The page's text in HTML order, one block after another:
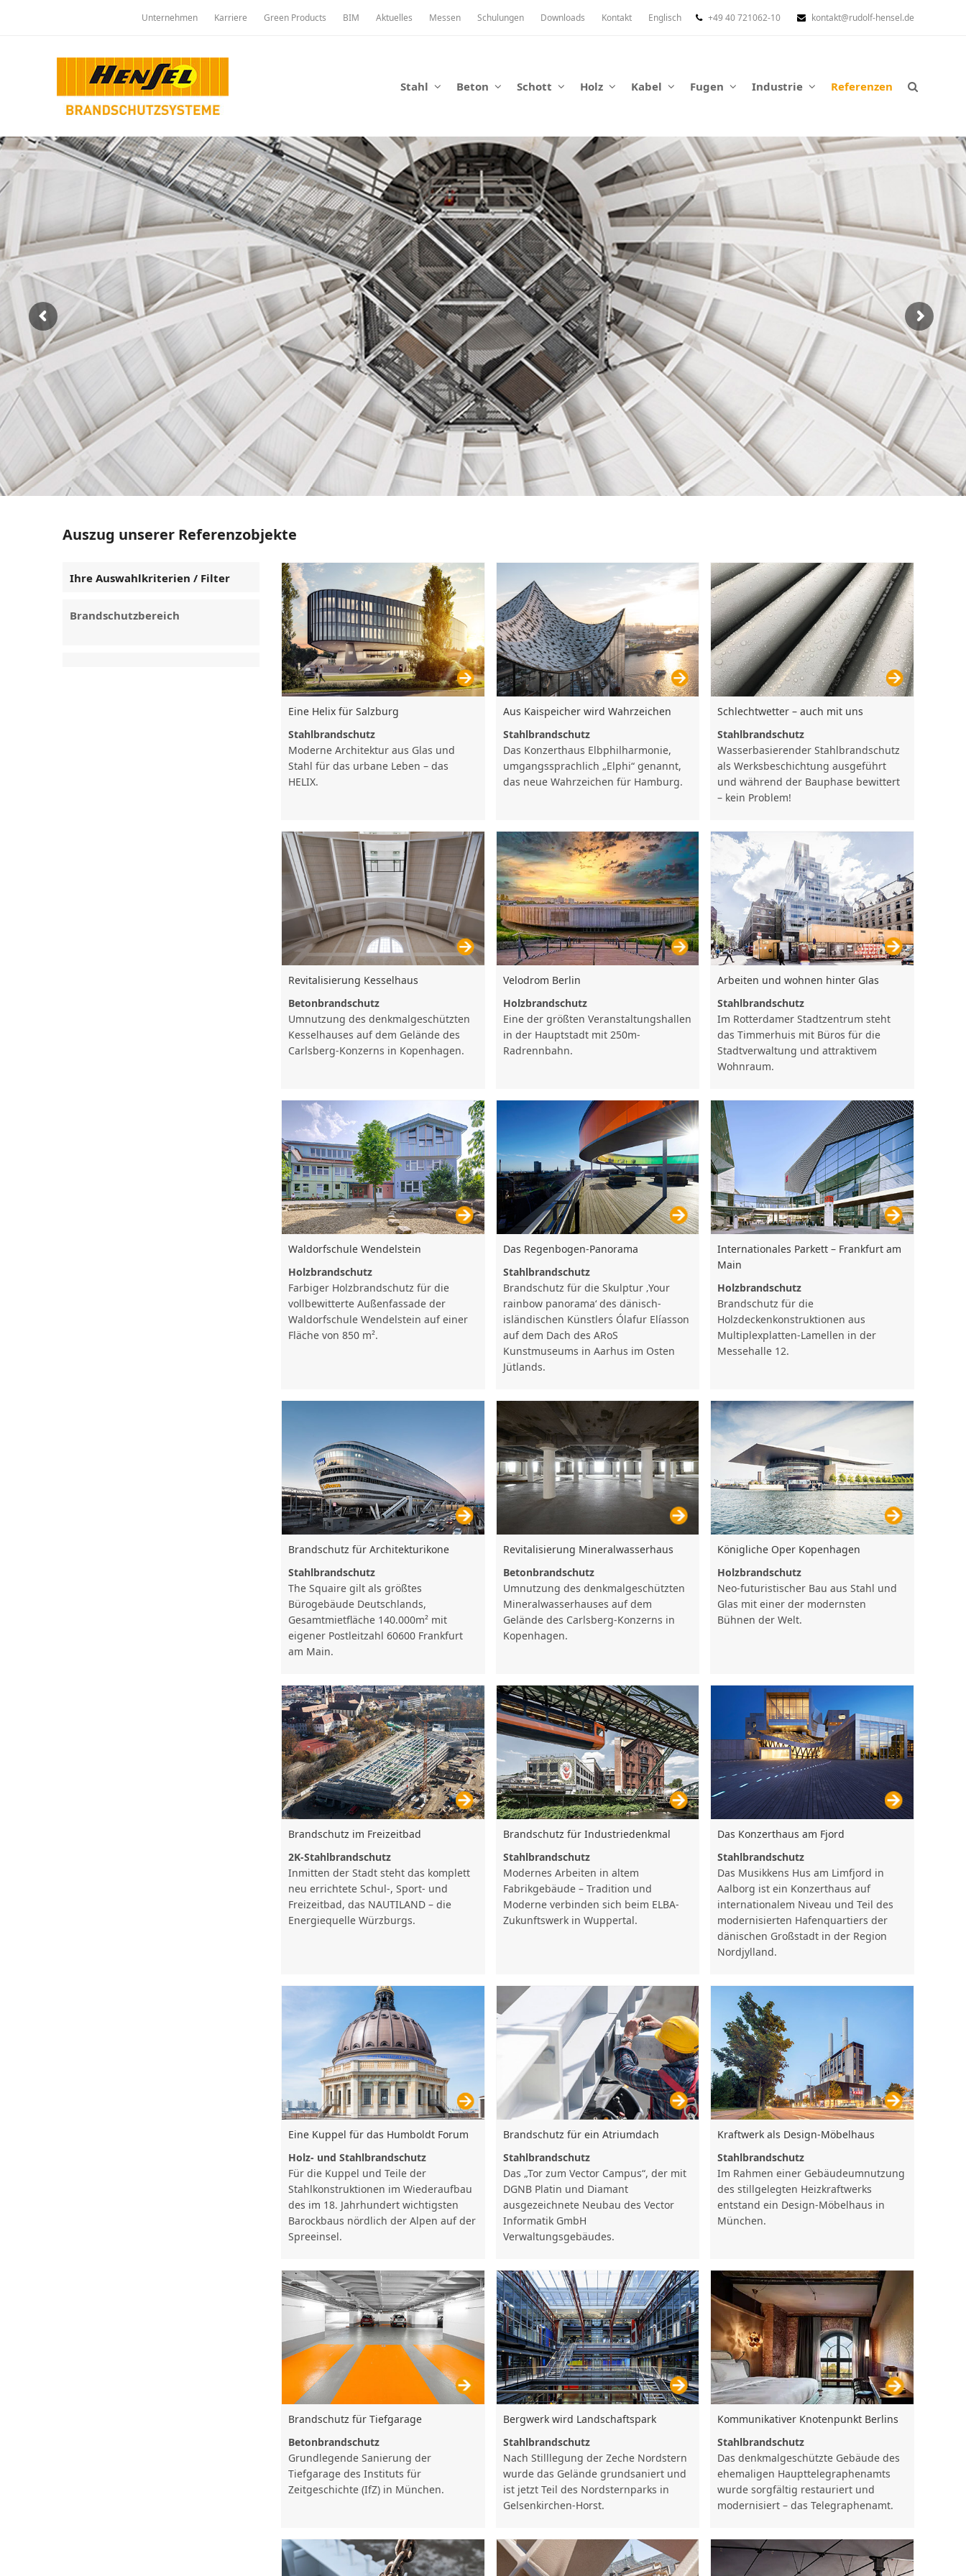
Unternehmen Karriere Green Products BIM Aktuelles Messen Schulungen Downloads Kontakt Englisch +49 40 721062-10 kontakt@rudolf-hensel.de
Stahl Beton Schott Holz Kabel Fugen Industrie Referenzen
Auszug unserer Referenzobjekte
Ihre Auswahlkriterien / Filter
Brandschutzbereich
Eine Helix für Salzburg
Stahlbrandschutz
Moderne Architektur aus Glas und
Stahl für das urbane Leben – das
HELIX.
Aus Kaispeicher wird Wahrzeichen
Stahlbrandschutz
Das Konzerthaus Elbphilharmonie,
umgangssprachlich „Elphi“ genannt,
das neue Wahrzeichen für Hamburg.
Schlechtwetter – auch mit uns
Stahlbrandschutz
Wasserbasierender Stahlbrandschutz
als Werksbeschichtung ausgeführt
und während der Bauphase bewittert
– kein Problem!
Revitalisierung Kesselhaus
Betonbrandschutz
Umnutzung des denkmalgeschützten
Kesselhauses auf dem Gelände des
Carlsberg-Konzerns in Kopenhagen.
Velodrom Berlin
Holzbrandschutz
Eine der größten Veranstaltungshallen
in der Hauptstadt mit 250m-
Radrennbahn.
Arbeiten und wohnen hinter Glas
Stahlbrandschutz
Im Rotterdamer Stadtzentrum steht
das Timmerhuis mit Büros für die
Stadtverwaltung und attraktivem
Wohnraum.
Waldorfschule Wendelstein
Holzbrandschutz
Farbiger Holzbrandschutz für die
vollbewitterte Außenfassade der
Waldorfschule Wendelstein auf einer
Fläche von 850 m².
Das Regenbogen-Panorama
Stahlbrandschutz
Brandschutz für die Skulptur ‚Your
rainbow panorama‘ des dänisch-
isländischen Künstlers Ólafur Elíasson
auf dem Dach des ARoS
Kunstmuseums in Aarhus im Osten
Jütlands.
Internationales Parkett – Frankfurt am
Main
Holzbrandschutz
Brandschutz für die
Holzdeckenkonstruktionen aus
Multiplexplatten-Lamellen in der
Messehalle 12.
Brandschutz für Architekturikone
Stahlbrandschutz
The Squaire gilt als größtes
Bürogebäude Deutschlands,
Gesamtmietfläche 140.000m² mit
eigener Postleitzahl 60600 Frankfurt
am Main.
Revitalisierung Mineralwasserhaus
Betonbrandschutz
Umnutzung des denkmalgeschützten
Mineralwasserhauses auf dem
Gelände des Carlsberg-Konzerns in
Kopenhagen.
Königliche Oper Kopenhagen
Holzbrandschutz
Neo-futuristischer Bau aus Stahl und
Glas mit einer der modernsten
Bühnen der Welt.
Brandschutz im Freizeitbad
2K-Stahlbrandschutz
Inmitten der Stadt steht das komplett
neu errichtete Schul-, Sport- und
Freizeitbad, das NAUTILAND – die
Energiequelle Würzburgs.
Brandschutz für Industriedenkmal
Stahlbrandschutz
Modernes Arbeiten in altem
Fabrikgebäude – Tradition und
Moderne verbinden sich beim ELBA-
Zukunftswerk in Wuppertal.
Das Konzerthaus am Fjord
Stahlbrandschutz
Das Musikkens Hus am Limfjord in
Aalborg ist ein Konzerthaus auf
internationalem Niveau und Teil des
modernisierten Hafenquartiers der
dänischen Großstadt in der Region
Nordjylland.
Eine Kuppel für das Humboldt Forum
Holz- und Stahlbrandschutz
Für die Kuppel und Teile der
Stahlkonstruktionen im Wiederaufbau
des im 18. Jahrhundert wichtigsten
Barockbaus nördlich der Alpen auf der
Spreeinsel.
Brandschutz für ein Atriumdach
Stahlbrandschutz
Das „Tor zum Vector Campus“, der mit
DGNB Platin und Diamant
ausgezeichnete Neubau des Vector
Informatik GmbH
Verwaltungsgebäudes.
Kraftwerk als Design-Möbelhaus
Stahlbrandschutz
Im Rahmen einer Gebäudeumnutzung
des stillgelegten Heizkraftwerks
entstand ein Design-Möbelhaus in
München.
Brandschutz für Tiefgarage
Betonbrandschutz
Grundlegende Sanierung der
Tiefgarage des Instituts für
Zeitgeschichte (IfZ) in München.
Bergwerk wird Landschaftspark
Stahlbrandschutz
Nach Stilllegung der Zeche Nordstern
wurde das Gelände grundsaniert und
ist jetzt Teil des Nordsternparks in
Gelsenkirchen-Horst.
Kommunikativer Knotenpunkt Berlins
Stahlbrandschutz
Das denkmalgeschützte Gebäude des
ehemaligen Haupttelegraphenamts
wurde sorgfältig restauriert und
modernisiert – das Telegraphenamt.